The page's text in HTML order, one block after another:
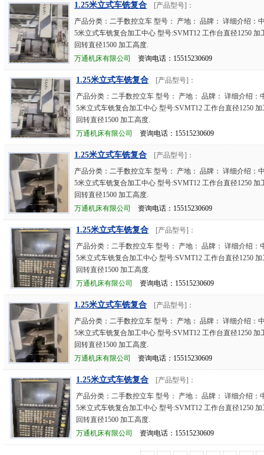
1.25米立式车铣复合
[产品型号]：
产品分类：二手数控立车 型号： 产地： 品牌： 详细介绍：
5米立式车铣复合加工中心 型号:SVMT12 工作台直径1250 加
回转直径1500 加工高度.
万通机床有限公司
资询电话：15515230609
1.25米立式车铣复合
[产品型号]：
产品分类：二手数控立车 型号： 产地： 品牌： 详细介绍：
5米立式车铣复合加工中心 型号:SVMT12 工作台直径1250 加
回转直径1500 加工高度.
万通机床有限公司
资询电话：15515230609
1.25米立式车铣复合
[产品型号]：
产品分类：二手数控立车 型号： 产地： 品牌： 详细介绍：
5米立式车铣复合加工中心 型号:SVMT12 工作台直径1250 加
回转直径1500 加工高度.
万通机床有限公司
资询电话：15515230609
1.25米立式车铣复合
[产品型号]：
产品分类：二手数控立车 型号： 产地： 品牌： 详细介绍：
5米立式车铣复合加工中心 型号:SVMT12 工作台直径1250 加
回转直径1500 加工高度.
万通机床有限公司
资询电话：15515230609
1.25米立式车铣复合
[产品型号]：
产品分类：二手数控立车 型号： 产地： 品牌： 详细介绍：
5米立式车铣复合加工中心 型号:SVMT12 工作台直径1250 加
回转直径1500 加工高度.
万通机床有限公司
资询电话：15515230609
1.25米立式车铣复合
[产品型号]：
产品分类：二手数控立车 型号： 产地： 品牌： 详细介绍：
5米立式车铣复合加工中心 型号:SVMT12 工作台直径1250 加
回转直径1500 加工高度.
万通机床有限公司
资询电话：15515230609